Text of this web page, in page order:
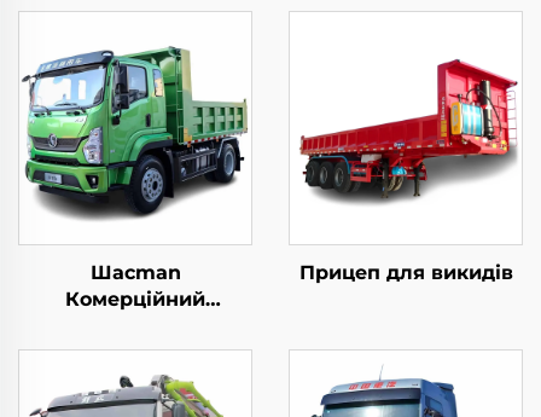
Шacman
Комерційний
X9
Прицеп для викидів